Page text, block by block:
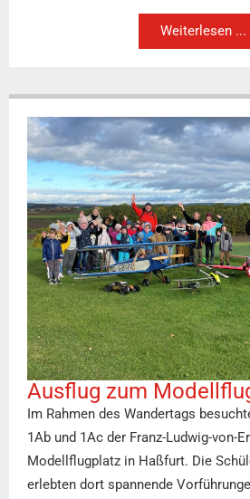
Weiterlesen ...
Ausflug zum
Im Rahmen des Wandertags
1Ab und 1Ac der Franz-Ludwig-von-
Modellflugplatz in Haßfurt. Die
erlebten dort spannende